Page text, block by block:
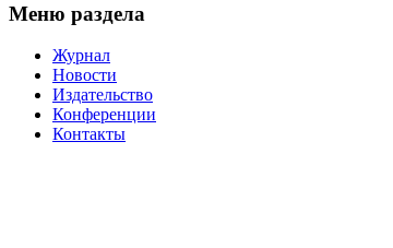
Меню раздела
Журнал
Новости
Издательство
Конференции
Контакты